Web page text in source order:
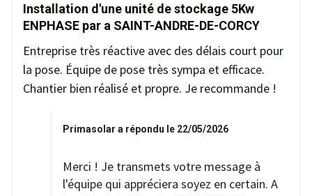
Installation d'une unité de stockage 5Kw
ENPHASE par a SAINT-ANDRE-DE-CORCY
Entreprise très réactive avec des délais court pour
la pose. Équipe de pose très sympa et efficace.
Chantier bien réalisé et propre. Je recommande !
Primasolar a répondu le 22/05/2026
Merci ! Je transmets votre message à
l'équipe qui appréciera soyez en certain. A